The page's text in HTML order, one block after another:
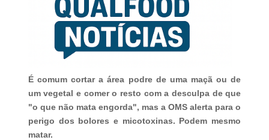
É comum cortar a área podre de uma maçã ou de
um vegetal e comer o resto com a desculpa de que
"o que não mata engorda", mas a OMS alerta para o
perigo dos bolores e micotoxinas. Podem mesmo
matar.